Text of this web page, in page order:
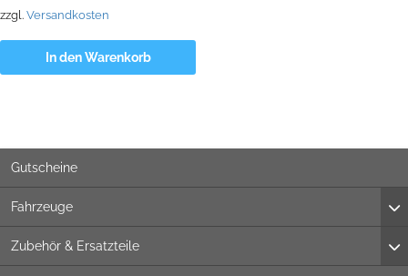
zzgl. Versandkosten
In den Warenkorb
Gutscheine
Fahrzeuge
Zubehör & Ersatzteile